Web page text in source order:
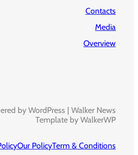
Contacts
Media
Overview
by WordPress | Walker News
Template by WalkerWP
Term & Conditions
Our Policy